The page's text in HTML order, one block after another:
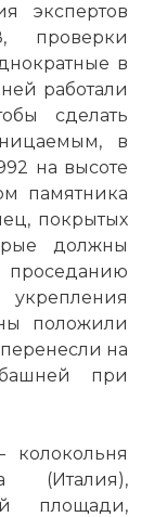
экспертов
проверки
в
работали
сделать
в
на высоте
памятника
покрытых
должны
положили
на
при
площади,